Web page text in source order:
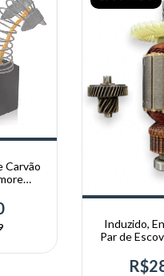
Carvão
Induzido,
Par de